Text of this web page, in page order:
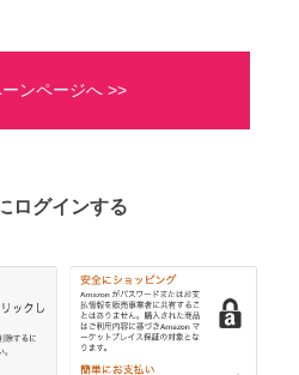
ンページへ >>
ログインする